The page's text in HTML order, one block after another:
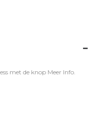
met de knop Meer Info.